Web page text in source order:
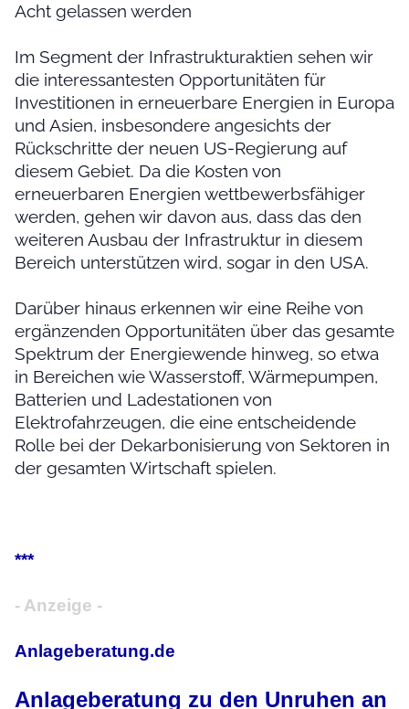
Acht gelassen werden
Im Segment der Infrastrukturaktien sehen wir
die interessantesten Opportunitäten für
Investitionen in erneuerbare Energien in Europa
und Asien, insbesondere angesichts der
Rückschritte der neuen US-Regierung auf
diesem Gebiet. Da die Kosten von
erneuerbaren Energien wettbewerbsfähiger
werden, gehen wir davon aus, dass das den
weiteren Ausbau der Infrastruktur in diesem
Bereich unterstützen wird, sogar in den USA.
Darüber hinaus erkennen wir eine Reihe von
ergänzenden Opportunitäten über das gesamte
Spektrum der Energiewende hinweg, so etwa
in Bereichen wie Wasserstoff, Wärmepumpen,
Batterien und Ladestationen von
Elektrofahrzeugen, die eine entscheidende
Rolle bei der Dekarbonisierung von Sektoren in
der gesamten Wirtschaft spielen.
***
- Anzeige -
Anlageberatung.de
Anlageberatung zu den Unruhen an